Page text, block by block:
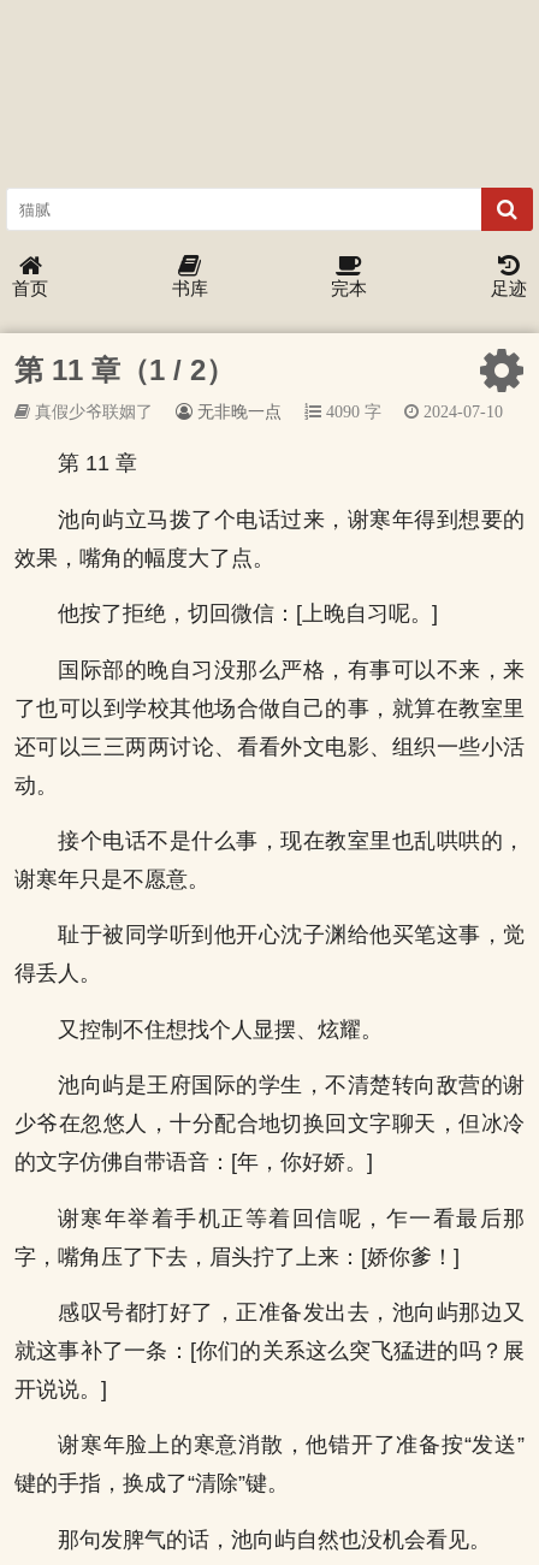
首页 书库 完本 足迹
第 11 章（1 / 2）
真假少爷联姻了 无非晚一点 4090 字 2024-07-10
第 11 章
池向屿立马拨了个电话过来，谢寒年得到想要的
效果，嘴角的幅度大了点。
他按了拒绝，切回微信：[上晚自习呢。]
国际部的晚自习没那么严格，有事可以不来，来
了也可以到学校其他场合做自己的事，就算在教室里
还可以三三两两讨论、看看外文电影、组织一些小活
动。
接个电话不是什么事，现在教室里也乱哄哄的，
谢寒年只是不愿意。
耻于被同学听到他开心沈子渊给他买笔这事，觉
得丢人。
又控制不住想找个人显摆、炫耀。
池向屿是王府国际的学生，不清楚转向敌营的谢
少爷在忽悠人，十分配合地切换回文字聊天，但冰冷
的文字仿佛自带语音：[年，你好娇。]
谢寒年举着手机正等着回信呢，乍一看最后那
字，嘴角压了下去，眉头拧了上来：[娇你爹！]
感叹号都打好了，正准备发出去，池向屿那边又
就这事补了一条：[你们的关系这么突飞猛进的吗？展
开说说。]
谢寒年脸上的寒意消散，他错开了准备按“发送”
键的手指，换成了“清除”键。
那句发脾气的话，池向屿自然也没机会看见。